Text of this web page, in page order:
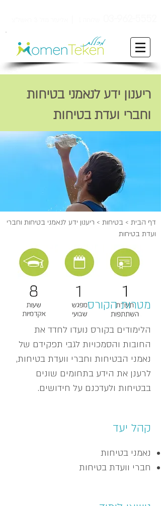
ריענון ידע לנאמני בטיחות
וחברי ועדת בטיחות
דף הבית > בטיחות > ריענון ידע לנאמני בטיחות וחברי
ועדת בטיחות
מטרות הקורס
הלימודים בקורס נועדו לחדד את
החובות והסמכויות לגבי תפקידם של
נאמני הבטיחות וחברי וועדת בטיחות,
לרענן את הידע בתחומים שונים
בבטיחות ולעדכנם על חידושים.
קהל יעד
נאמני בטיחות
חברי וועדת בטיחות